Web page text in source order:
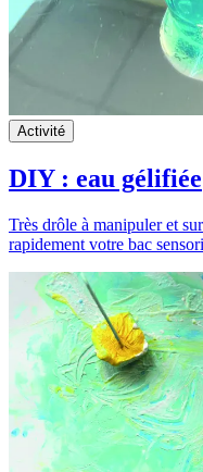
Activité
DIY : eau gélifiée
Très drôle à manipuler et
rapidement votre bac